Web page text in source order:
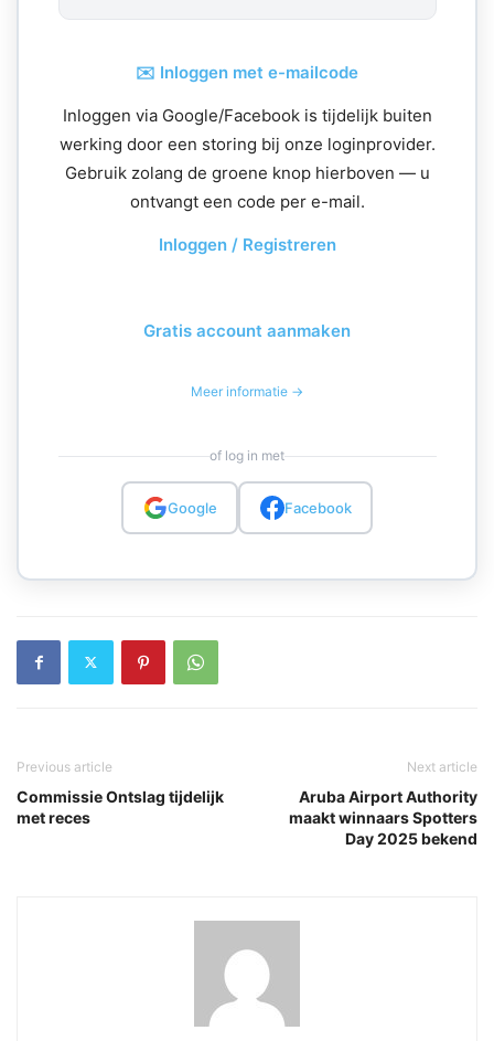
✉️ Inloggen met e-mailcode
Inloggen via Google/Facebook is tijdelijk buiten
werking door een storing bij onze loginprovider.
Gebruik zolang de groene knop hierboven — u
ontvangt een code per e-mail.
Inloggen / Registreren
Gratis account aanmaken
Meer informatie →
of log in met
Google Facebook
Previous article
Commissie Ontslag tijdelijk
met reces
Next article
Aruba Airport Authority
maakt winnaars Spotters
Day 2025 bekend